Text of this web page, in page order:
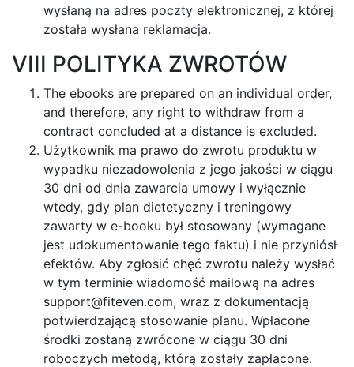
wysłaną na adres poczty elektronicznej, z której
została wysłana reklamacja.
VIII POLITYKA ZWROTÓW
The ebooks are prepared on an individual order,
and therefore, any right to withdraw from a
contract concluded at a distance is excluded.
Użytkownik ma prawo do zwrotu produktu w
wypadku niezadowolenia z jego jakości w ciągu
30 dni od dnia zawarcia umowy i wyłącznie
wtedy, gdy plan dietetyczny i treningowy
zawarty w e-booku był stosowany (wymagane
jest udokumentowanie tego faktu) i nie przyniósł
efektów. Aby zgłosić chęć zwrotu należy wysłać
w tym terminie wiadomość mailową na adres
support@fiteven.com, wraz z dokumentacją
potwierdzającą stosowanie planu. Wpłacone
środki zostaną zwrócone w ciągu 30 dni
roboczych metodą, którą zostały zapłacone.